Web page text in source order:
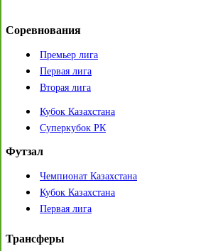
Соревнования
Премьер лига
Первая лига
Вторая лига
Кубок Казахстана
Суперкубок РК
Футзал
Чемпионат Казахстана
Кубок Казахстана
Первая лига
Трансферы